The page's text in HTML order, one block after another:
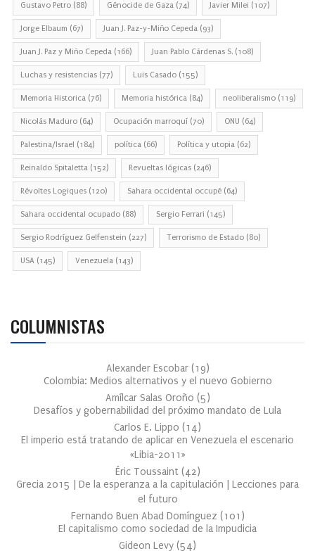
Gustavo Petro (88) Génocide de Gaza (74) Javier Milei (107)
Jorge Elbaum (67) Juan J. Paz-y-Miño Cepeda (93)
Juan J. Paz y Miño Cepeda (166) Juan Pablo Cárdenas S. (108)
Luchas y resistencias (77) Luis Casado (155)
Memoria Historica (76) Memoria histórica (84) neoliberalismo (119)
Nicolás Maduro (64) Ocupación marroquí (70) ONU (64)
Palestina/Israel (184) política (66) Política y utopia (62)
Reinaldo Spitaletta (152) Revueltas lógicas (246)
Révoltes Logiques (120) Sahara occidental occupé (64)
Sahara occidental ocupado (88) Sergio Ferrari (145)
Sergio Rodríguez Gelfenstein (227) Terrorismo de Estado (80)
USA (145) Venezuela (143)
COLUMNISTAS
Alexander Escobar (19)
Colombia: Medios alternativos y el nuevo Gobierno
Amílcar Salas Oroño (5)
Desafíos y gobernabilidad del próximo mandato de Lula
Carlos E. Lippo (14)
El imperio está tratando de aplicar en Venezuela el escenario
«Libia-2011»
Éric Toussaint (42)
Grecia 2015 | De la esperanza a la capitulación | Lecciones para
el futuro
Fernando Buen Abad Domínguez (101 )
El capitalismo como sociedad de la Impudicia
Gideon Levy (54)